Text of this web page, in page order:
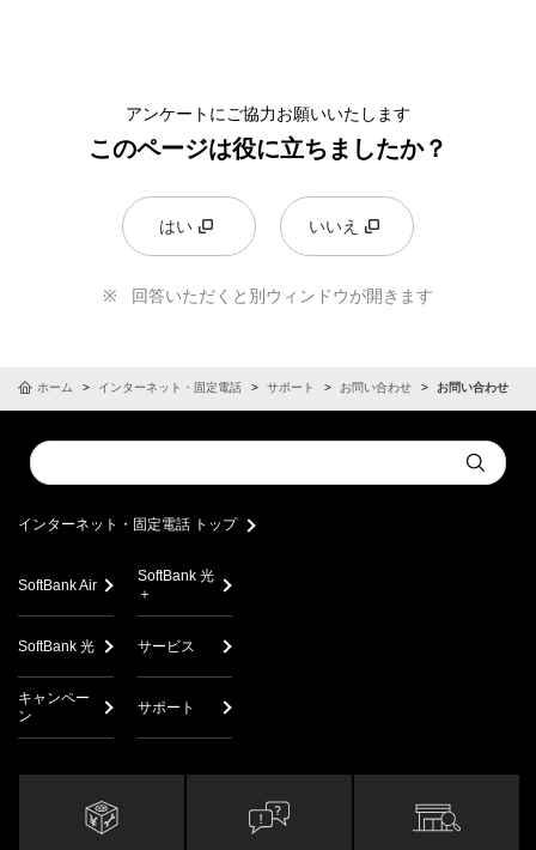
アンケートにご協力お願いいたします
このページは役に立ちましたか？
はい いいえ
回答いただくと別ウィンドウが開きます
ホーム インターネット・固定電話 サポート お問い合わせ お問い合わせ
Conduct
a
Submit
インターネット・固定電話 トップ
SoftBank Air
SoftBank 光
＋
SoftBank 光 サービス
キャンペー
ン
サポート